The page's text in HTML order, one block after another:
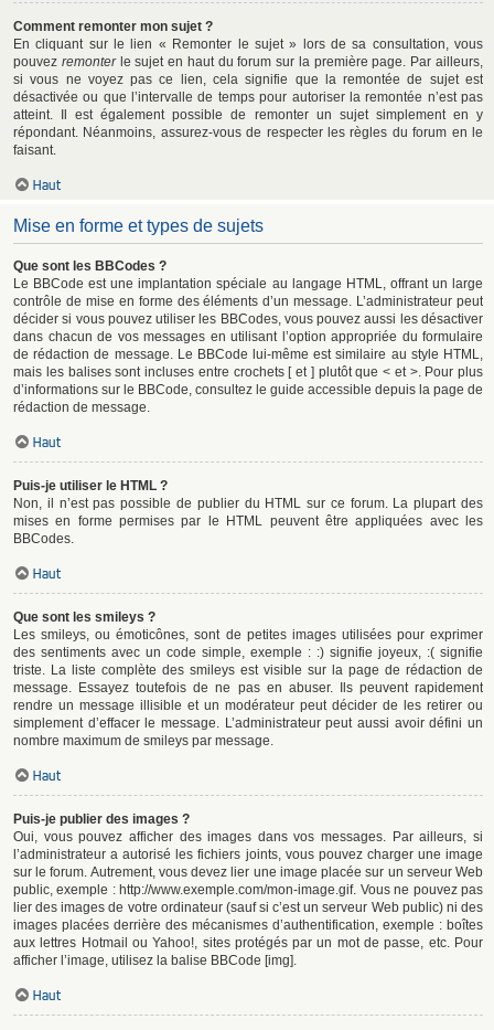
Comment remonter mon sujet ?
En cliquant sur le lien « Remonter le sujet » lors de sa consultation, vous
pouvez remonterle sujet en haut du forum sur la première page. Par ailleurs,
si vous ne voyez pas ce lien, cela signifie que la remontée de sujet est
désactivée ou que l’intervalle de temps pour autoriser la remontée n’est pas
atteint. Il est également possible de remonter un sujet simplement en y
répondant. Néanmoins, assurez-vous de respecter les règles du forum en le
faisant.
Haut
Mise en forme et types de sujets
Que sont les BBCodes ?
Le BBCode est une implantation spéciale au langage HTML, offrant un large
contrôle de mise en forme des éléments d’un message. L’administrateur peut
décider si vous pouvez utiliser les BBCodes, vous pouvez aussi les désactiver
dans chacun de vos messages en utilisant l’option appropriée du formulaire
de rédaction de message. Le BBCode lui-même est similaire au style HTML,
mais les balises sont incluses entre crochets [ et ] plutôt que < et >. Pour plus
d’informations sur le BBCode, consultez le guide accessible depuis la page de
rédaction de message.
Haut
Puis-je utiliser le HTML ?
Non, il n’est pas possible de publier du HTML sur ce forum. La plupart des
mises en forme permises par le HTML peuvent être appliquées avec les
BBCodes.
Haut
Que sont les smileys ?
Les smileys, ou émoticônes, sont de petites images utilisées pour exprimer
des sentiments avec un code simple, exemple : :) signifie joyeux, :( signifie
triste. La liste complète des smileys est visible sur la page de rédaction de
message. Essayez toutefois de ne pas en abuser. Ils peuvent rapidement
rendre un message illisible et un modérateur peut décider de les retirer ou
simplement d’effacer le message. L’administrateur peut aussi avoir défini un
nombre maximum de smileys par message.
Haut
Puis-je publier des images ?
Oui, vous pouvez afficher des images dans vos messages. Par ailleurs, si
l’administrateur a autorisé les fichiers joints, vous pouvez charger une image
sur le forum. Autrement, vous devez lier une image placée sur un serveur Web
public, exemple : http://www.exemple.com/mon-image.gif. Vous ne pouvez pas
lier des images de votre ordinateur (sauf si c’est un serveur Web public) ni des
images placées derrière des mécanismes d’authentification, exemple : boîtes
aux lettres Hotmail ou Yahoo!, sites protégés par un mot de passe, etc. Pour
afficher l’image, utilisez la balise BBCode [img].
Haut